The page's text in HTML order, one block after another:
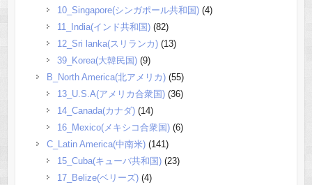
10_Singapore(シンガポール共和国)(4)
11_India(インド共和国)(82)
12_Sri lanka(スリランカ)(13)
39_Korea(大韓民国)(9)
B_North America(北アメリカ)(55)
13_U.S.A(アメリカ合衆国)(36)
14_Canada(カナダ)(14)
16_Mexico(メキシコ合衆国)(6)
C_Latin America(中南米)(141)
15_Cuba(キューバ共和国)(23)
17_Belize(ベリーズ)(4)